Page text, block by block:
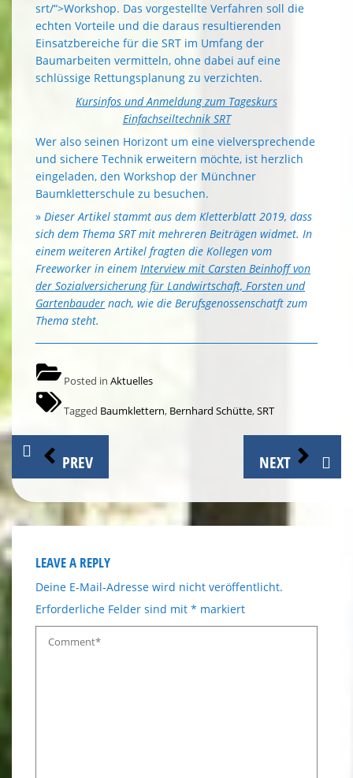
srt/“>Workshop. Das vorgestellte Verfahren soll die
echten Vorteile und die daraus resultierenden
Einsatzbereiche für die SRT im Umfang der
Baumarbeiten vermitteln, ohne dabei auf eine
schlüssige Rettungsplanung zu verzichten.
Kursinfos und Anmeldung zum Tageskurs
Einfachseiltechnik SRT
Wer also seinen Horizont um eine vielversprechende
und sichere Technik erweitern möchte, ist herzlich
eingeladen, den Workshop der Münchner
Baumkletterschule zu besuchen.
» Dieser Artikel stammt aus dem Kletterblatt 2019, dass
sich dem Thema SRT mit mehreren Beiträgen widmet. In
einem weiteren Artikel fragten die Kollegen vom
Freeworker in einem Interview mit Carsten Beinhoff von
der Sozialversicherung für Landwirtschaft, Forsten und
Gartenbauder nach, wie die Berufsgenossenschatft zum
Thema steht.
Posted in Aktuelles
Tagged Baumklettern, Bernhard Schütte,SRT
Beitragsnavigation
PREV
NEXT
LEAVE A REPLY
Deine E-Mail-Adresse wird nicht veröffentlicht.
Erforderliche Felder sind mit * markiert